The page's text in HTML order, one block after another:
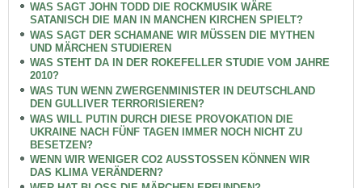
WAS SAGT JOHN TODD DIE ROCKMUSIK WÄRE
SATANISCH DIE MAN IN MANCHEN KIRCHEN SPIELT?
WAS SAGT DER SCHAMANE WIR MÜSSEN DIE MYTHEN
UND MÄRCHEN STUDIEREN
WAS STEHT DA IN DER ROKEFELLER STUDIE VOM JAHRE
2010?
WAS TUN WENN ZWERGENMINISTER IN DEUTSCHLAND
DEN GULLIVER TERRORISIEREN?
WAS WILL PUTIN DURCH DIESE PROVOKATION DIE
UKRAINE NACH FÜNF TAGEN IMMER NOCH NICHT ZU
BESETZEN?
WENN WIR WENIGER CO2 AUSSTOSSEN KÖNNEN WIR
DAS KLIMA VERÄNDERN?